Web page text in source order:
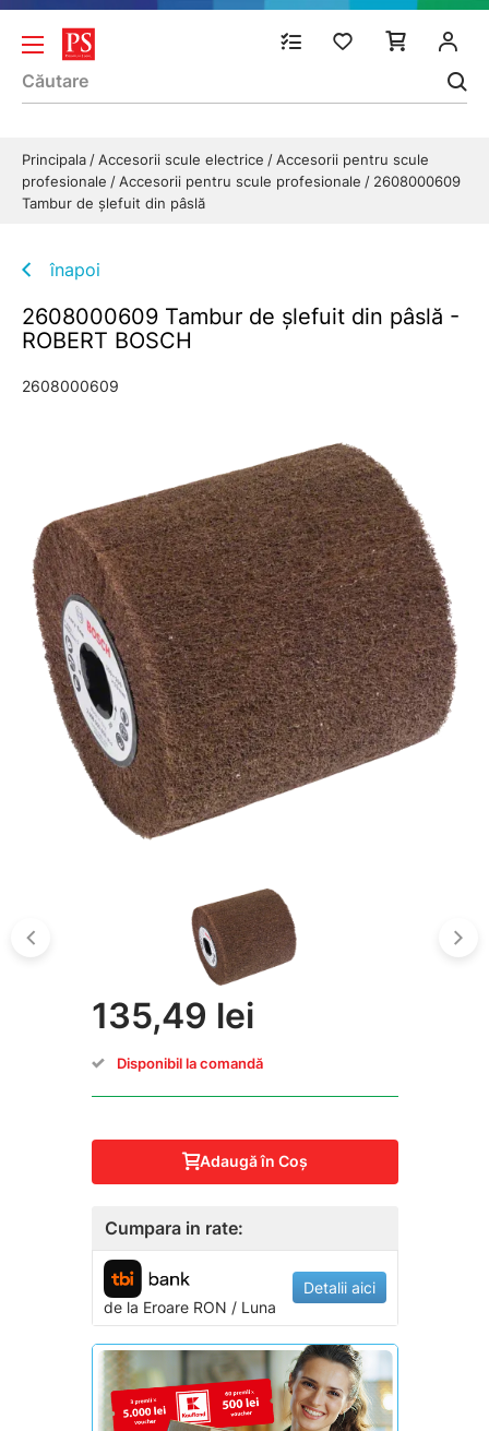
Principala Accesorii scule electrice
Accesorii pentru scule
profesionale
Accesorii pentru scule profesionale
2608000609
Tambur de şlefuit din pâslă
înapoi
2608000609 Tambur de şlefuit din pâslă -
ROBERT BOSCH
2608000609
135,49 lei
Disponibil la comandă
Adaugă în Coş
Cumpara in rate:
de la EroareRON / Luna
Detalii aici